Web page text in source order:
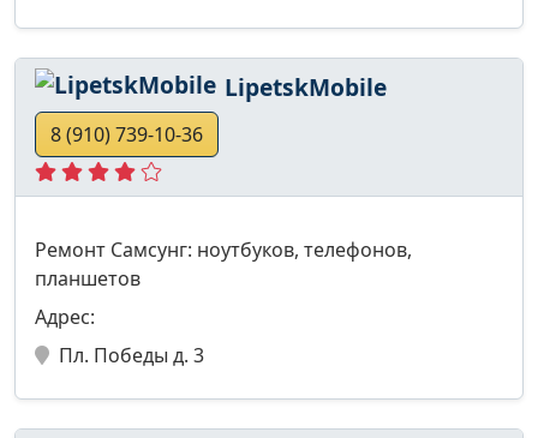
LipetskMobile
8 (910) 739-10-36
Ремонт Самсунг: ноутбуков, телефонов,
планшетов
Адрес:
Пл. Победы д. 3